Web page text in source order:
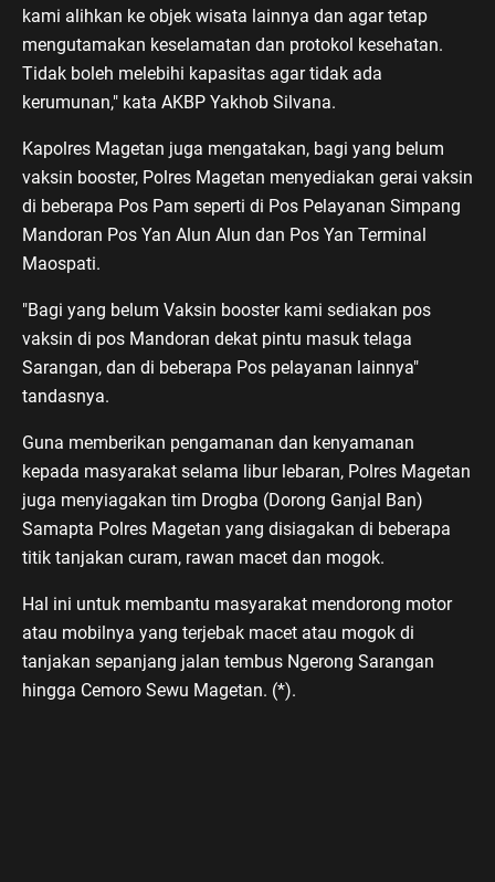
kami alihkan ke objek wisata lainnya dan agar tetap
mengutamakan keselamatan dan protokol kesehatan.
Tidak boleh melebihi kapasitas agar tidak ada
kerumunan," kata AKBP Yakhob Silvana.
Kapolres Magetan juga mengatakan, bagi yang belum
vaksin booster, Polres Magetan menyediakan gerai vaksin
di beberapa Pos Pam seperti di Pos Pelayanan Simpang
Mandoran Pos Yan Alun Alun dan Pos Yan Terminal
Maospati.
"Bagi yang belum Vaksin booster kami sediakan pos
vaksin di pos Mandoran dekat pintu masuk telaga
Sarangan, dan di beberapa Pos pelayanan lainnya"
tandasnya.
Guna memberikan pengamanan dan kenyamanan
kepada masyarakat selama libur lebaran, Polres Magetan
juga menyiagakan tim Drogba (Dorong Ganjal Ban)
Samapta Polres Magetan yang disiagakan di beberapa
titik tanjakan curam, rawan macet dan mogok.
Hal ini untuk membantu masyarakat mendorong motor
atau mobilnya yang terjebak macet atau mogok di
tanjakan sepanjang jalan tembus Ngerong Sarangan
hingga Cemoro Sewu Magetan. (*).